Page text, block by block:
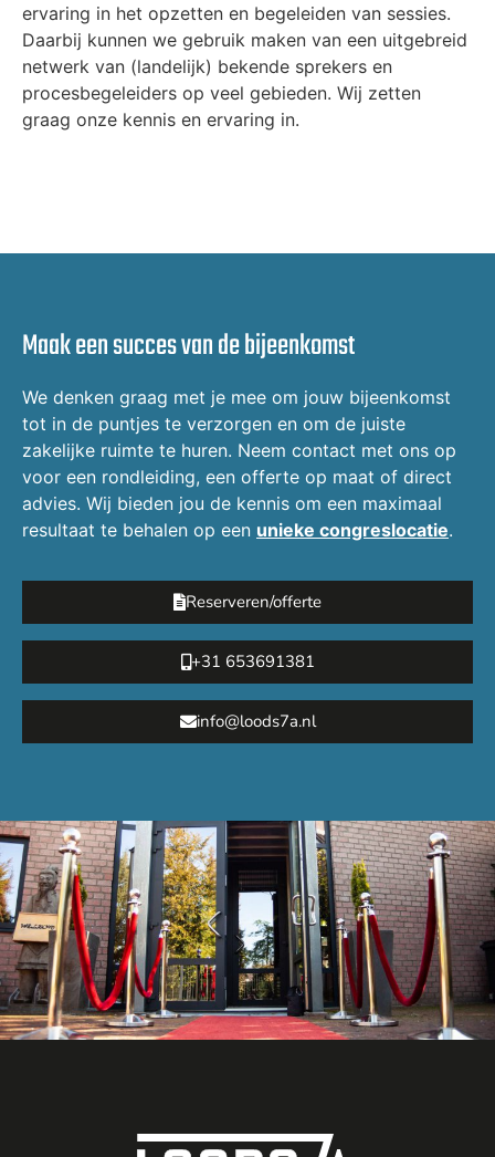
ervaring in het opzetten en begeleiden van sessies.
Daarbij kunnen we gebruik maken van een uitgebreid
netwerk van (landelijk) bekende sprekers en
procesbegeleiders op veel gebieden. Wij zetten
graag onze kennis en ervaring in.
Maak een succes van de bijeenkomst
We denken graag met je mee om jouw bijeenkomst
tot in de puntjes te verzorgen en om de juiste
zakelijke ruimte te huren. Neem contact met ons op
voor een rondleiding, een offerte op maat of direct
advies. Wij bieden jou de kennis om een maximaal
resultaat te behalen op een unieke congreslocatie.
Reserveren/offerte
+31 653691381
info@loods7a.nl